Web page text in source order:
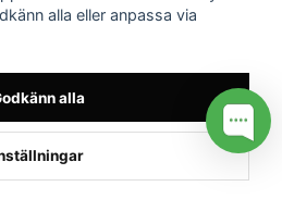
alla eller anpassa via
alla